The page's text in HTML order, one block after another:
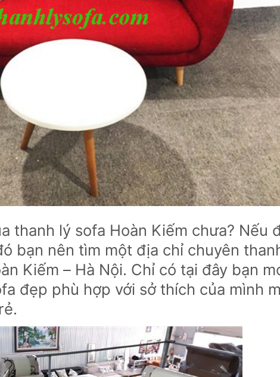
thanh lý sofa Hoàn Kiếm chưa? Nếu
bạn nên tìm một địa chỉ chuyên
Kiếm – Hà Nội. Chỉ có tại đây bạn
đẹp phù hợp với sở thích của mình